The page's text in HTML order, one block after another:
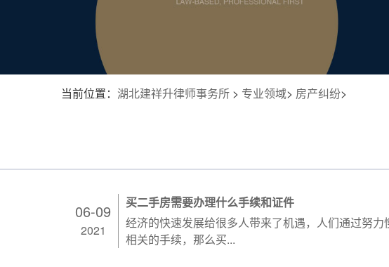
当前位置： 湖北建祥升律师事务所 > 专业领域> 房产纠纷>
06-09
2021
买二手房需要办理什么手续和证件
经济的快速发展给很多人带来了机遇，人们通过努
相关的手续，那么买...